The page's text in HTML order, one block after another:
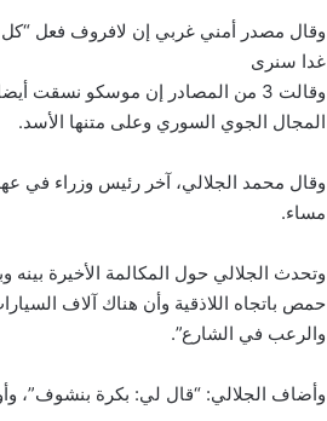
وقال مصدر أمني غربي إن لافروف فعل
غدا سنرى
وقالت 3 من المصادر إن موسكو
المجال الجوي السوري وعلى متنها الأسد.
وقال محمد الجلالي، آخر رئيس وزراء في
مساء.
وتحدث الجلالي حول المكالمة الأخيرة بينه
حمص باتجاه اللاذقية وأن هناك آلاف
والرعب في الشارع”.
وأضاف الجلالي: “قال لي: بكرة بنشوف”،